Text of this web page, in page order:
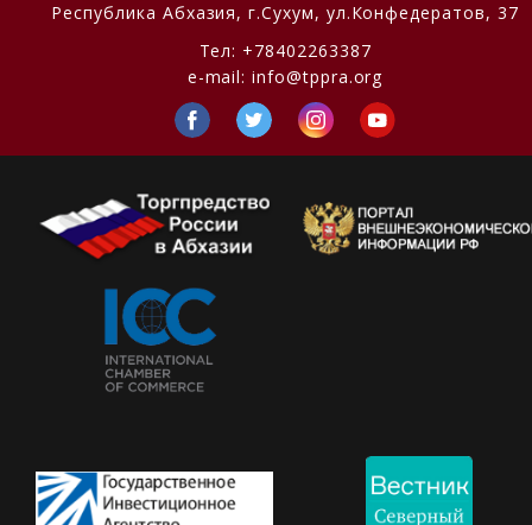
Республика Абхазия, г.Сухум, ул.Конфедератов, 37
Тел: +78402263387
e-mail:info@tppra.org